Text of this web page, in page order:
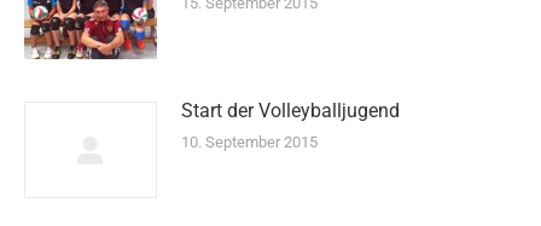
Start der Volleyballjugend
10. September 2015